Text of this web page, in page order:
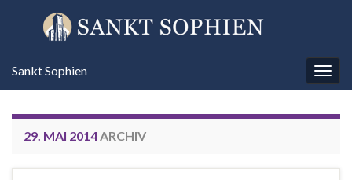
Sankt Sophien
29. MAI 2014ARCHIV